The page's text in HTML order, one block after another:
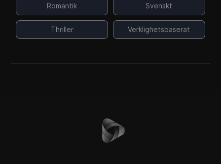
Romantik Svenskt
Thriller Verklighetsbaserat